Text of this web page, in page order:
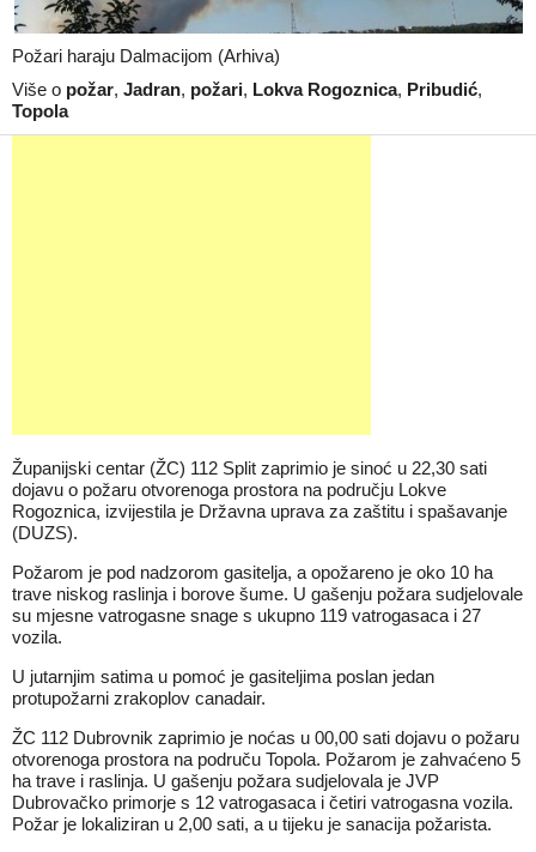
Požari haraju Dalmacijom (Arhiva)
Više o požar, Jadran, požari, Lokva Rogoznica, Pribudić,
Topola
Županijski centar (ŽC) 112 Split zaprimio je sinoć u 22,30 sati
dojavu o požaru otvorenoga prostora na području Lokve
Rogoznica, izvijestila je Državna uprava za zaštitu i spašavanje
(DUZS).
Požarom je pod nadzorom gasitelja, a opožareno je oko 10 ha
trave niskog raslinja i borove šume. U gašenju požara sudjelovale
su mjesne vatrogasne snage s ukupno 119 vatrogasaca i 27
vozila.
U jutarnjim satima u pomoć je gasiteljima poslan jedan
protupožarni zrakoplov canadair.
ŽC 112 Dubrovnik zaprimio je noćas u 00,00 sati dojavu o požaru
otvorenoga prostora na područu Topola. Požarom je zahvaćeno 5
ha trave i raslinja. U gašenju požara sudjelovala je JVP
Dubrovačko primorje s 12 vatrogasaca i četiri vatrogasna vozila.
Požar je lokaliziran u 2,00 sati, a u tijeku je sanacija požarista.